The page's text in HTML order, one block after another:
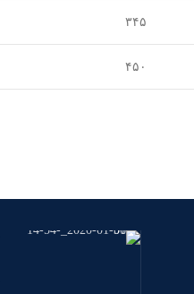
۳۴۵
۴۵۰